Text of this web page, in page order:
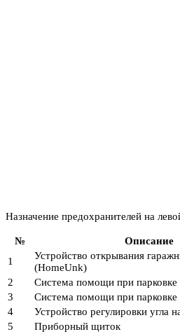
Назначение предохранителей на
№ Описание
1
Устройство открывания
(HomeUnk)
2
Система помощи при парковке
3
Система помощи при парковке
4
Устройство регулировки угла
5
Приборный щиток